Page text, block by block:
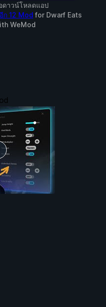
ดาวน์โหลดแอป
อีก 12 Mod for Dwarf Eats
WeMod